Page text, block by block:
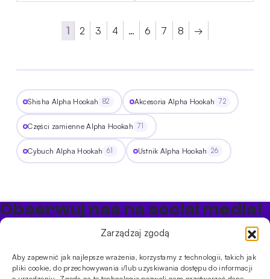
Zarządzaj zgodą
Aby zapewnić jak najlepsze wrażenia, korzystamy z technologii, takich jak
pliki cookie, do przechowywania i/lub uzyskiwania dostępu do informacji
1 2 3 4 … 6 7 8 →
Shisha Alpha Hookah 82 Akcesoria Alpha Hookah 72
Części zamienne Alpha Hookah 71
Cybuch Alpha Hookah 61 Ustnik Alpha Hookah 26
Obserwuj nas na social media!
Bądź na bieżąco z promocjami i nowościami w sklepie